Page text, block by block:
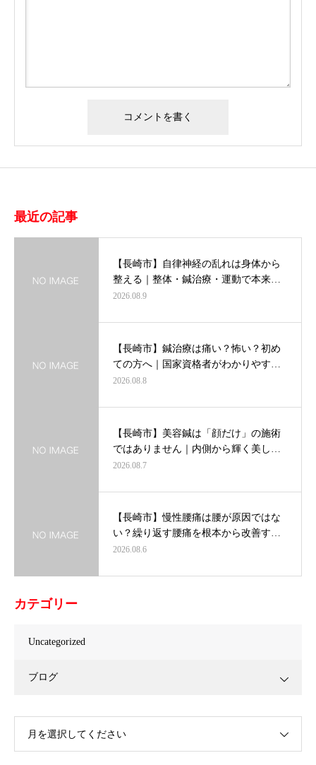
最近の記事
【長崎市】自律神経の乱れは身体から
整える｜整体・鍼治療・運動で本来…
2026.08.9
【長崎市】鍼治療は痛い？怖い？初め
ての方へ｜国家資格者がわかりやす…
2026.08.8
【長崎市】美容鍼は「顔だけ」の施術
ではありません｜内側から輝く美し…
2026.08.7
【長崎市】慢性腰痛は腰が原因ではな
い？繰り返す腰痛を根本から改善す…
2026.08.6
カテゴリー
Uncategorized
ブログ
月を選択してください